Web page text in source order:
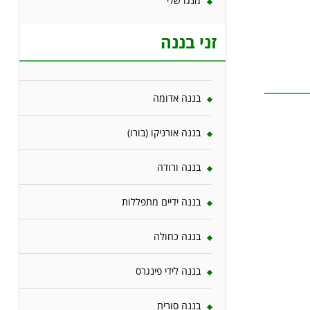
זני בננה
בננה אדומה
בננה אורניקו (בורו)
בננה ורודה
בננה ידיים מתפללות
בננה כחולה
בננה לידי פינגרס
בננה סורית